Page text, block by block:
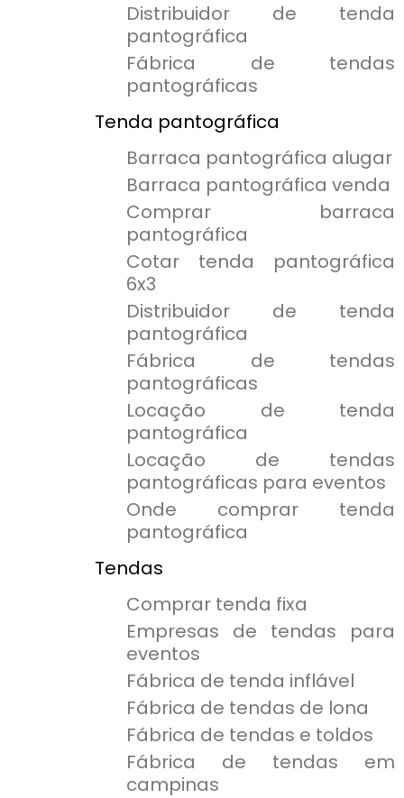
Distribuidor de tenda
pantográfica
Fábrica de tendas
pantográficas
Tenda pantográfica
Barraca pantográfica alugar
Barraca pantográfica venda
Comprar barraca
pantográfica
Cotar tenda pantográfica
6x3
Distribuidor de tenda
pantográfica
Fábrica de tendas
pantográficas
Locação de tenda
pantográfica
Locação de tendas
pantográficas para eventos
Onde comprar tenda
pantográfica
Tendas
Comprar tenda fixa
Empresas de tendas para
eventos
Fábrica de tenda inflável
Fábrica de tendas de lona
Fábrica de tendas e toldos
Fábrica de tendas em
campinas